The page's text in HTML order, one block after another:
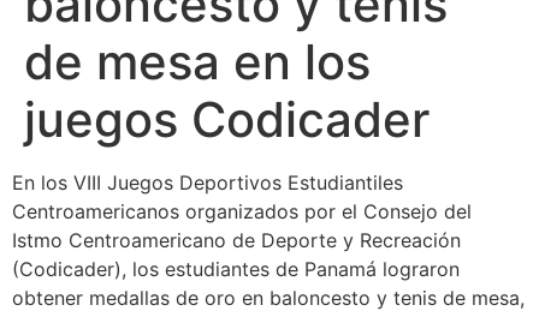
de mesa en los
juegos Codicader
En los VIII Juegos Deportivos Estudiantiles
Centroamericanos organizados por el Consejo del
Istmo Centroamericano de Deporte y Recreación
(Codicader), los estudiantes de Panamá lograron
obtener medallas de oro en baloncesto y tenis de mesa,